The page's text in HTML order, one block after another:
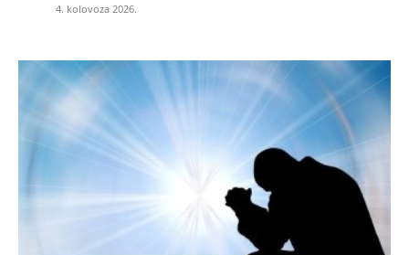
4. kolovoza 2026.